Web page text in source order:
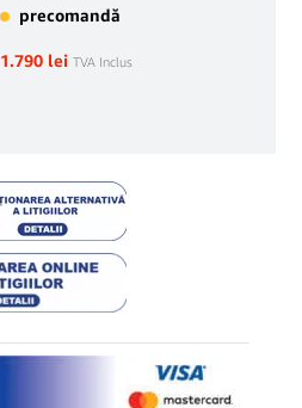
precomandă
1.790 lei TVA Inclus